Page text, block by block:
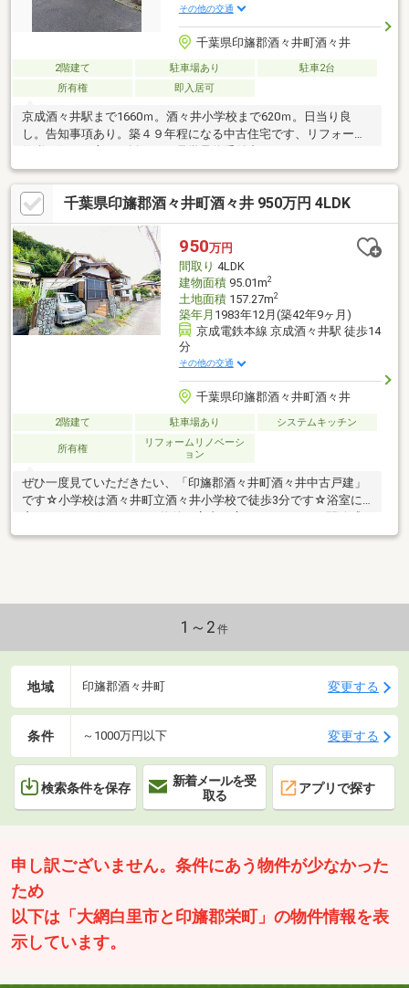
その他の交通
千葉県印旛郡酒々井町酒々井
2階建て 駐車場あり
駐車2台
所有権
即入居可
京成酒々井駅まで1660ｍ。酒々井小学校まで620ｍ。日当り良
し。告知事項あり。築４９年程になる中古住宅です、リフォーム
千葉県印旛郡酒々井町酒々井 950万円 4LDK
950万円
間取り 4LDK
建物面積95.01m2
土地面積157.27m2
築年月 1983年12月(築42年9ヶ月)
京成電鉄本線 京成酒々井駅 徒歩14
分
その他の交通
千葉県印旛郡酒々井町酒々井
2階建て 駐車場あり システムキッチン
所有権
リフォームリノベーシ
ョン
ぜひ一度見ていただきたい、「印旛郡酒々井町酒々井中古戸建」
です☆小学校は酒々井町立酒々井小学校で徒歩3分です☆浴室に
があります☆当社では、
1～2 件
地域 印旛郡酒々井町 変更する
条件 ～1000万円以下 変更する
検索条件を保存
新着メールを受
取る
アプリで探す
申し訳ございません。条件にあう物件が少なかった
ため
以下は「大網白里市と印旛郡栄町」の物件情報を表
示しています。